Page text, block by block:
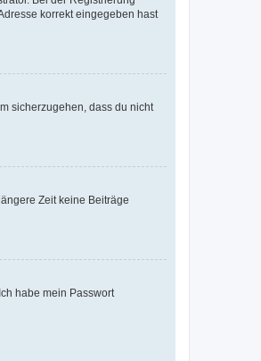
korrekt eingegeben hast
sicherzugehen, dass du nicht
Zeit keine Beiträge
habe mein Passwort